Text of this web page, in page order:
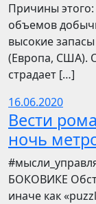
Причины
объемов
высокие
(Европа, США).
страдает […]
16.06.2020
Вести
ночь
БОКОВИКЕ
иначе как